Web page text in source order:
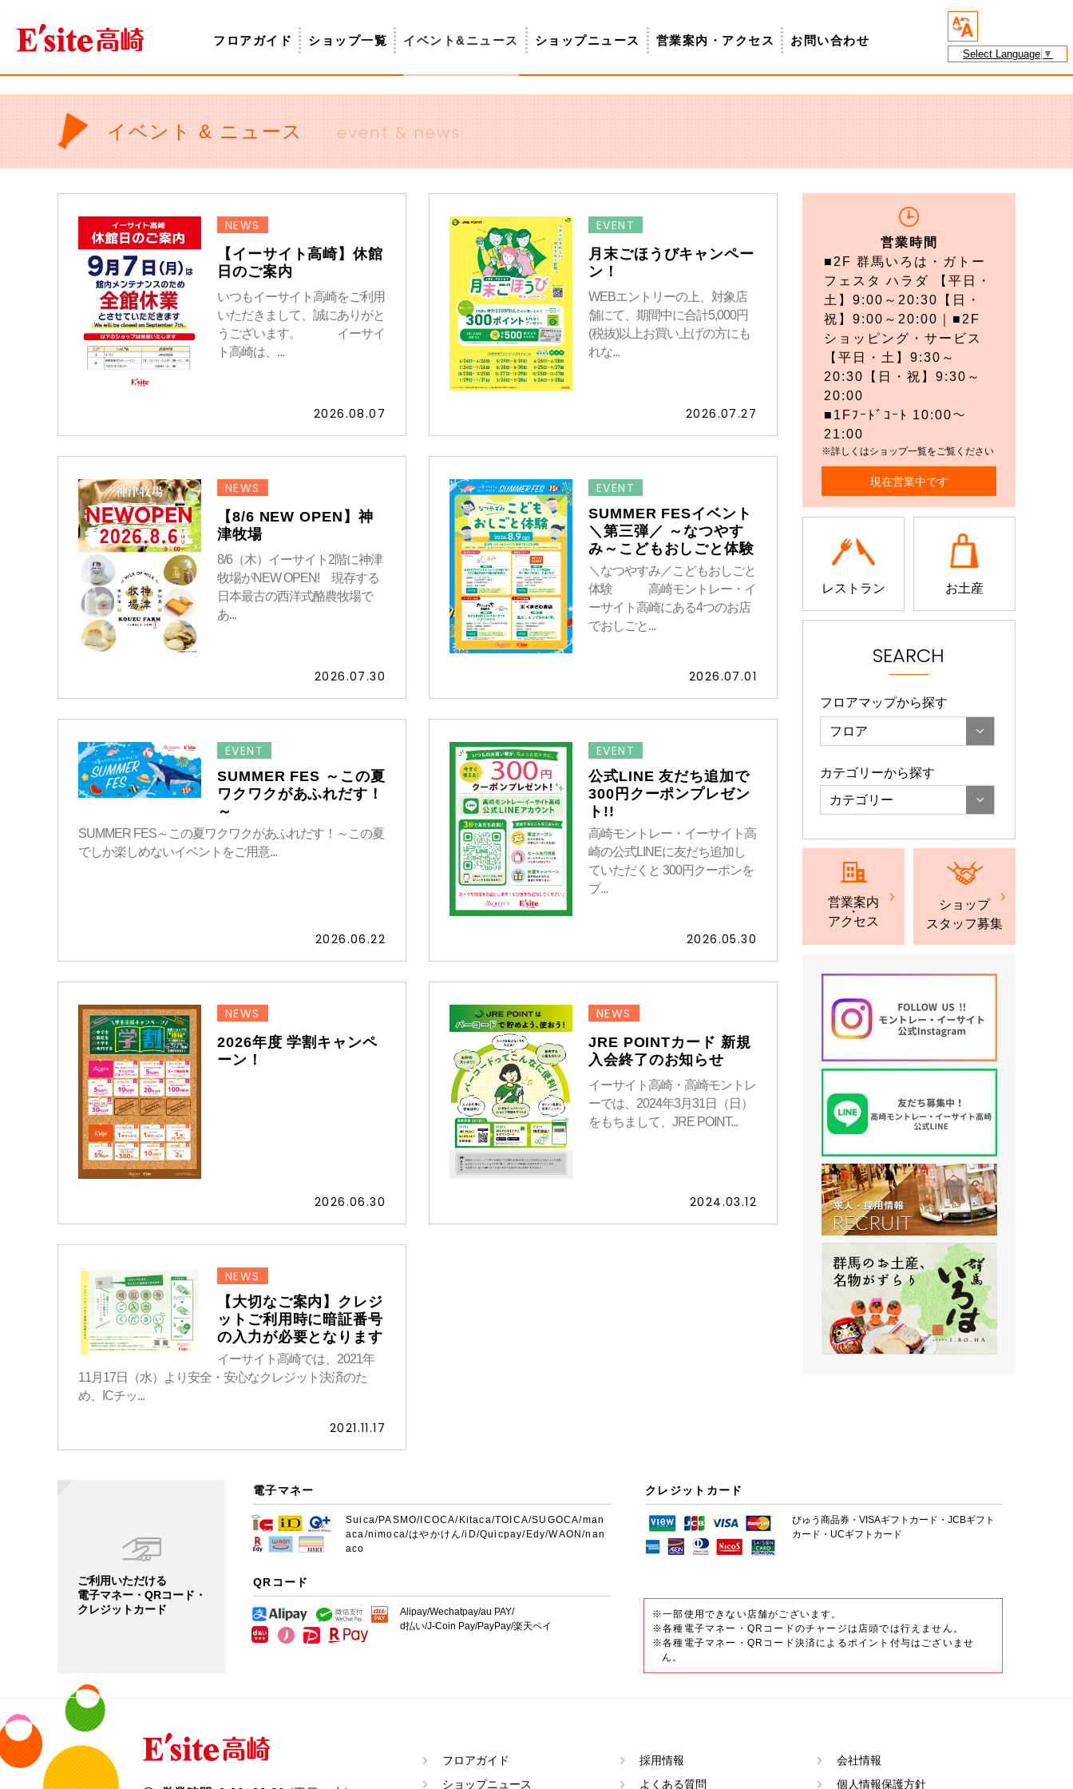
フロアガイド ショップ一覧 イベント&ニュース ショップニュース 営業案内・アクセス お問い合わせ
Select Language ▼
イベント & ニュース event & news
NEWS
【イーサイト高崎】休館
日のご案内
いつもイーサイト高崎をご利用
いただきまして、誠にありがと
うございます。 イーサイ
ト高崎は、...
2026.08.07
EVENT
月末ごほうびキャンペー
ン！
WEBエントリーの上、対象店
舗にて、期間中に合計5,000円
(税抜)以上お買い上げの方にも
れな...
2026.07.27
NEWS
【8/6 NEW OPEN】神
津牧場
8/6（木）イーサイト2階に神津
牧場がNEW OPEN! 現存する
日本最古の西洋式酪農牧場で
あ...
2026.07.30
EVENT
SUMMER FESイベント
＼第三弾／ ～なつやす
み～こどもおしごと体験
＼なつやすみ／こどもおしごと
体験 高崎モントレー・イ
ーサイト高崎にある4つのお店
でおしごと...
2026.07.01
EVENT
SUMMER FES ～この夏
ワクワクがあふれだす！
～
SUMMER FES～この夏ワクワクがあふれだす！～この夏
でしか楽しめないイベントをご用意...
2026.06.22
EVENT
公式LINE 友だち追加で
300円クーポンプレゼン
ト!!
高崎モントレー・イーサイト高
崎の公式LINEに友だち追加し
ていただくと 300円クーポンを
プ...
2026.05.30
NEWS
2026年度 学割キャンペ
ーン！
2026.06.30
NEWS
JRE POINTカード 新規
入会終了のお知らせ
イーサイト高崎・高崎モントレ
ーでは、2024年3月31日（日）
をもちまして、JRE POINT...
2024.03.12
NEWS
【大切なご案内】クレジ
ットご利用時に暗証番号
の入力が必要となります
イーサイト高崎では、2021年
11月17日（水）より安全・安心なクレジット決済のた
め、ICチッ...
2021.11.17
営業時間
■2F 群馬いろは・ガトー
フェスタ ハラダ 【平日・
土】9:00～20:30【日・
祝】9:00～20:00｜■2F
ショッピング・サービス
【平日・土】9:30～
20:30【日・祝】9:30～
20:00
■1Fﾌｰﾄﾞｺｰﾄ 10:00～
21:00
※詳しくはショップ一覧をご覧ください
現在営業中です
レストラン お土産
SEARCH
フロアマップから探す
フロア
カテゴリーから探す
カテゴリー
営業案内
・
アクセス
ショップ
スタッフ募集
ご利用いただける
電子マネー・QRコード・
クレジットカード
電子マネー
Suica/PASMO/ICOCA/Kitaca/TOICA/SUGOCA/man
aca/nimoca/はやかけん/iD/Quicpay/Edy/WAON/nan
aco
QRコード
Alipay/Wechatpay/au PAY/
d払い/J-Coin Pay/PayPay/楽天ペイ
クレジットカード
びゅう商品券・VISAギフトカード・JCBギフト
カード・UCギフトカード
※一部使用できない店舗がございます。
※各種電子マネー・QRコードのチャージは店頭では行えません。
※各種電子マネー・QRコード決済によるポイント付与はございませ
ん。
フロアガイド 採用情報
会社情報
ショップニュース
よくある質問 個人情報保護方針